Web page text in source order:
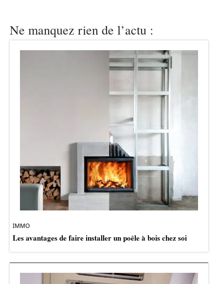
Ne manquez rien de l’actu :
IMMO
Les avantages de faire installer un poêle à bois chez soi